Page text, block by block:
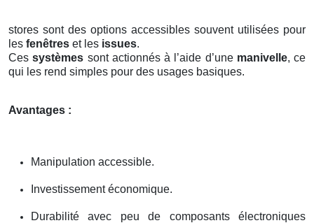
stores sont des options accessibles souvent utilisées pour
les fenêtres et les issues.
Cessystèmes sont actionnés à l’aide d’une manivelle, ce
qui les rend simples pour des usages basiques.
Avantages :
Manipulation accessible.
Investissement économique.
Durabilité avec peu de composants électroniques